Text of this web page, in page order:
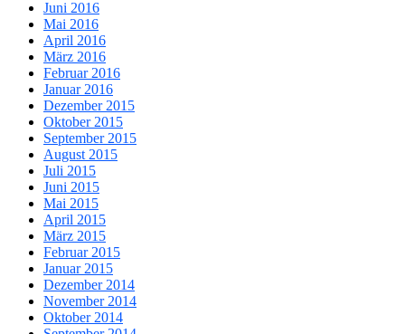
Juni 2016
Mai 2016
April 2016
März 2016
Februar 2016
Januar 2016
Dezember 2015
Oktober 2015
September 2015
August 2015
Juli 2015
Juni 2015
Mai 2015
April 2015
März 2015
Februar 2015
Januar 2015
Dezember 2014
November 2014
Oktober 2014